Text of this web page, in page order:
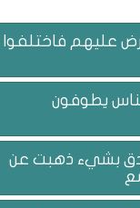
عليهم فاختلفوا
يطوفون
بشيء ذهبت عن